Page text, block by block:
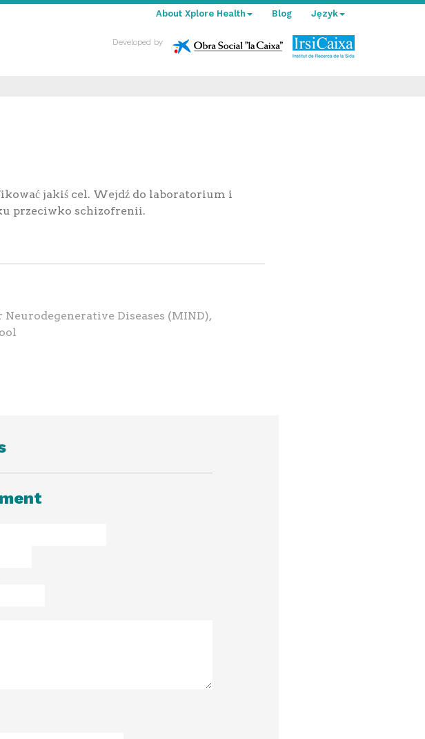
Język
About Xplore Health Blog
Developed by
jakiś cel. Wejdź do laboratorium i
przeciwko schizofrenii.
Diseases (MIND),